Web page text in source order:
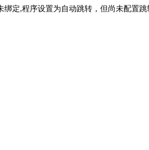
绑定,程序设置为自动跳转，但尚未配置